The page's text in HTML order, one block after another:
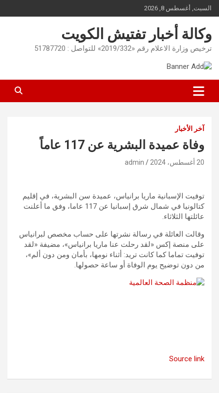
Skip
to
content
السبت, أغسطس 8, 2026
وكالة أخبار تفتيش الكويت
ترخيص وزارة الاعلام رقم «2019/332» للتواصل : 51787720
آخر الأخبار
وفاة عميدة البشرية عن 117 عاماً
20 أغسطس، 2024 admin
توفيت الإسبانية ماريا برانياس، عميدة سن البشرية، في إقليم
كتالونيا في شمال شرق إسبانيا عن 117 عاما، وفق ما أعلنت
عائلتها الثلاثاء.
وقالت العائلة في رسالة نشرتها على حساب مخصص لبرانياس
على منصة إكس «لقد رحلت عنا ماريا برانياس»، مضيفة «لقد
توفيت تماما كما كانت تريد: أثناء نومها، بأمان ومن دون ألم»،
من دون توضيح يوم الوفاة أو ساعة حصولها.
Source link